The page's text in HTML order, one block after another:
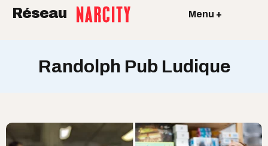
Réseau Menu +
Randolph Pub Ludique